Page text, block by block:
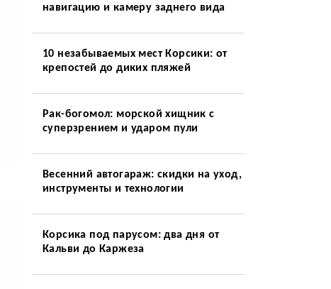
навигацию и камеру заднего вида
10 незабываемых мест Корсики: от
крепостей до диких пляжей
Рак-богомол: морской хищник с
суперзрением и ударом пули
Весенний автогараж: скидки на уход,
инструменты и технологии
Корсика под парусом: два дня от
Кальви до Каржеза